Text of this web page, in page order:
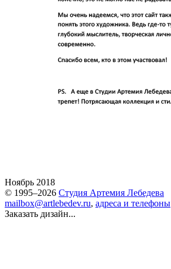
Ноябрь 2018
© 1995–2026 Студия Артемия Лебедева
mailbox@artlebedev.ru, адреса и телефоны
Заказать дизайн...